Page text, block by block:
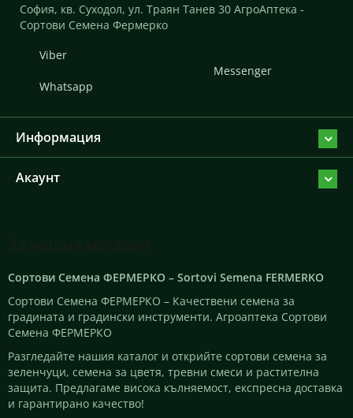
София, кв. Суходол, ул. Траян Танев 30 АгроАптека -
Сортови Семена Фермерко
Viber
Whatsapp
Messenger
Информация
Акаунт
Сортови Семена ФЕРМЕРКО – Sortovi Semena FERMERKO
Сортови Семена ФЕРМЕРКО – Качествени семена за
градината и градински инструменти. Агроаптека Сортови
Семена ФЕРМЕРКО
Разгледайте нашия каталог и открийте сортови семена за
зеленчуци, семена за цветя, тревни смеси и растителна
защита. Предлагаме висока кълняемост, експресна доставка
и гарантирано качество!